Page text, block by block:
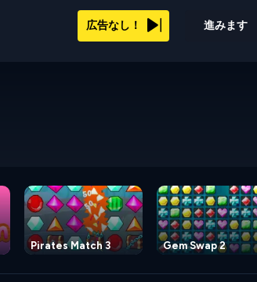
進みます
広告なし！
Pirates Match 3 Gem Swap 2